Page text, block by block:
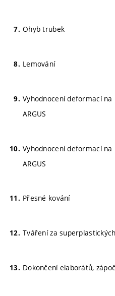
Ohyb trubek
Lemování
Vyhodnocení deformací
ARGUS
Vyhodnocení deformací
ARGUS
Přesné kování
Tváření za
Dokončení elaborátů,